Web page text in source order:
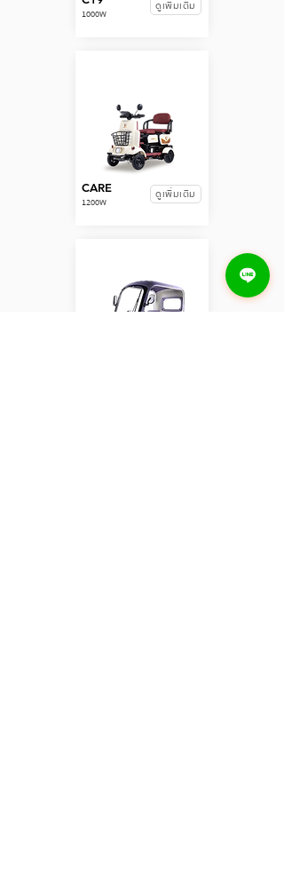
1000W
ดูเพิ่มเติม
CARE
1200W
ดูเพิ่มเติม